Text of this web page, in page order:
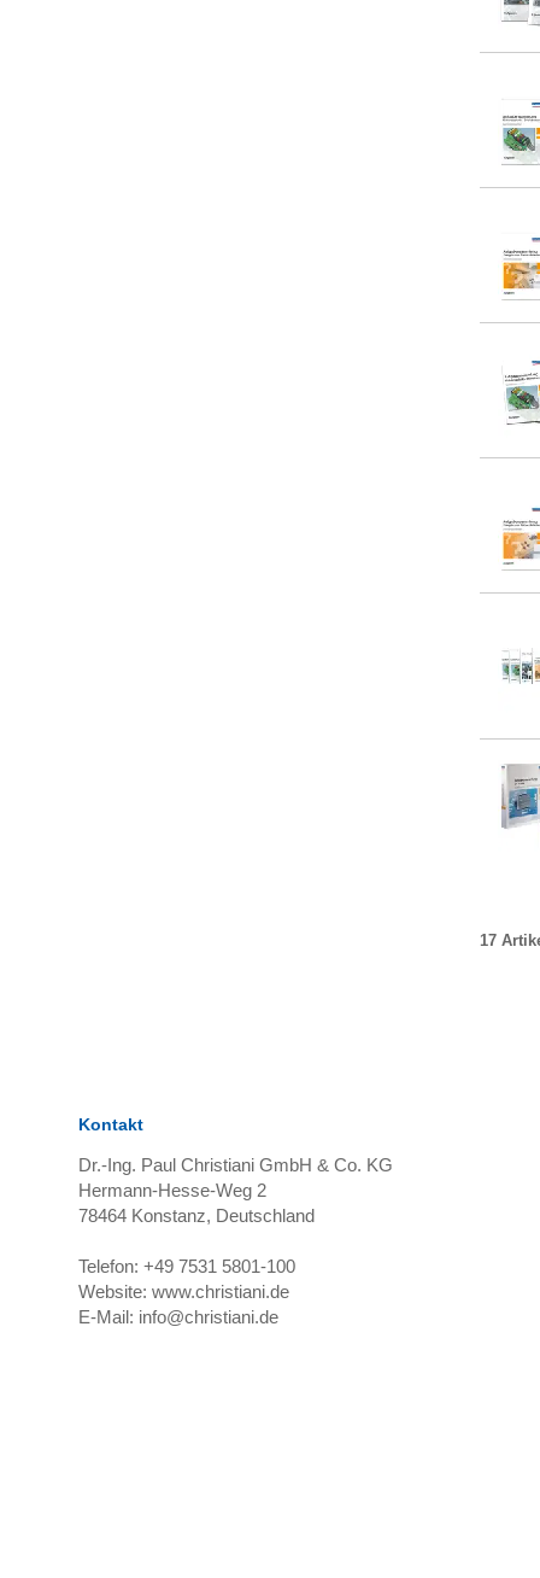
17
Kontakt
Dr.-Ing. Paul Christiani GmbH & Co. KG
Hermann-Hesse-Weg 2
78464Konstanz, Deutschland
Telefon: +49 7531 5801-100
Website: www.christiani.de
E-Mail: info@christiani.de